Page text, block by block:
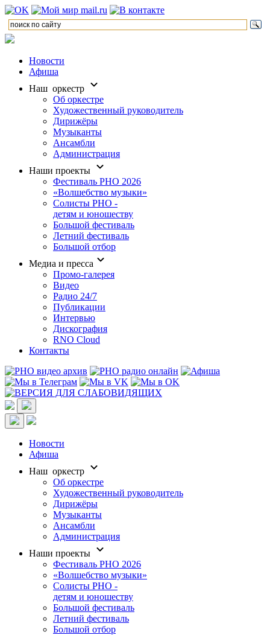
Новости
Афиша
Наш оркестр
Об оркестре
Художественный руководитель
Дирижёры
Музыканты
Ансамбли
Администрация
Наши проекты
Фестиваль РНО 2026
«Волшебство музыки»
Солисты РНО -
детям и юношеству
Большой фестиваль
Летний фестиваль
Большой отбор
Медиа и пресса
Промо-галерея
Видео
Радио 24/7
Публикации
Интервью
Дискография
RNO Cloud
Контакты
Новости
Афиша
Наш оркестр
Об оркестре
Художественный руководитель
Дирижёры
Музыканты
Ансамбли
Администрация
Наши проекты
Фестиваль РНО 2026
«Волшебство музыки»
Солисты РНО -
детям и юношеству
Большой фестиваль
Летний фестиваль
Большой отбор